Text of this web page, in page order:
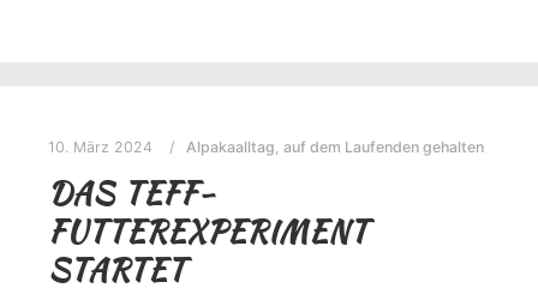
10. März 2024 Alpakaalltag auf dem Laufenden gehalten
DAS TEFF-
FUTTEREXPERIMENT
STARTET